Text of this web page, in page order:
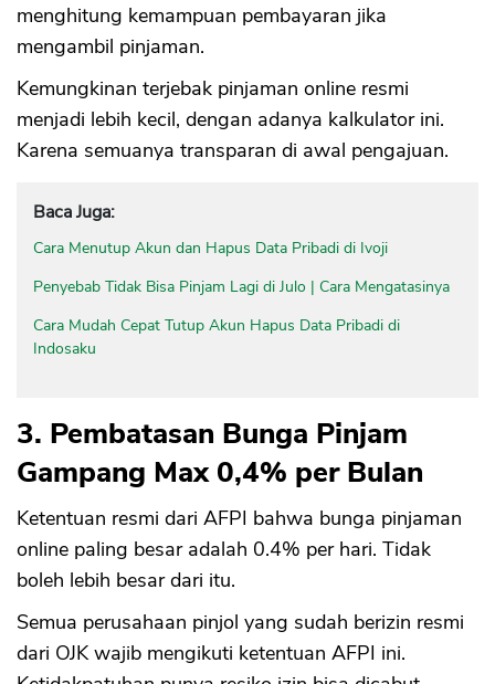
menghitung kemampuan pembayaran jika
mengambil pinjaman.
Kemungkinan terjebak pinjaman online resmi
menjadi lebih kecil, dengan adanya kalkulator ini.
Karena semuanya transparan di awal pengajuan.
Baca Juga:
Cara Menutup Akun dan Hapus Data Pribadi di Ivoji
Penyebab Tidak Bisa Pinjam Lagi di Julo | Cara Mengatasinya
Cara Mudah Cepat Tutup Akun Hapus Data Pribadi di
Indosaku
3. Pembatasan Bunga Pinjam
Gampang Max 0,4% per Bulan
Ketentuan resmi dari AFPI bahwa bunga pinjaman
online paling besar adalah 0.4% per hari. Tidak
boleh lebih besar dari itu.
Semua perusahaan pinjol yang sudah berizin resmi
dari OJK wajib mengikuti ketentuan AFPI ini.